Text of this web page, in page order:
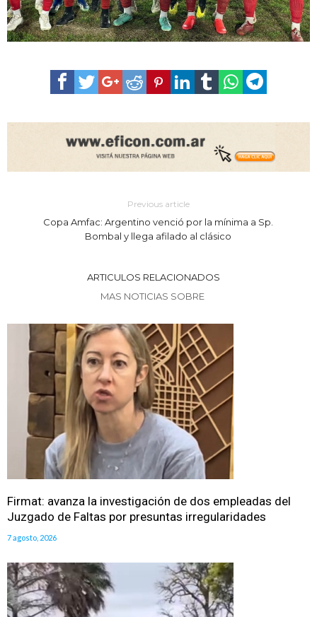
Previous article
Copa Amfac: Argentino venció por la mínima a Sp.
Bombal y llega afilado al clásico
ARTICULOS RELACIONADOS
MAS NOTICIAS SOBRE
Firmat: avanza la investigación de dos empleadas del
Juzgado de Faltas por presuntas irregularidades
7 agosto, 2026